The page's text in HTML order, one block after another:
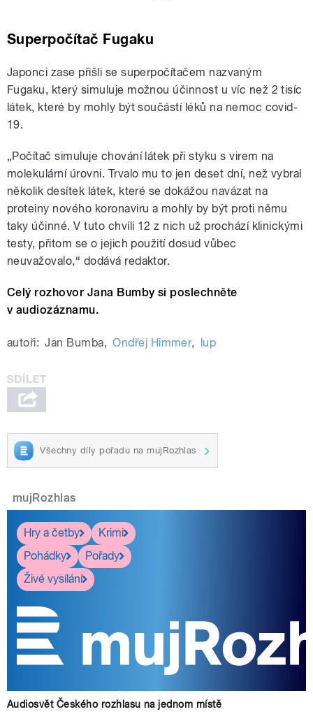
Superpočítač Fugaku
Japonci zase přišli se superpočítačem nazvaným
Fugaku, který simuluje možnou účinnost u víc než 2 tisíc
látek, které by mohly být součástí léků na nemoc covid-
19.
„Počítač simuluje chování látek při styku s virem na
molekulární úrovni. Trvalo mu to jen deset dní, než vybral
několik desítek látek, které se dokážou navázat na
proteiny nového koronaviru a mohly by být proti němu
taky účinné. V tuto chvíli 12 z nich už prochází klinickými
testy, přitom se o jejich použití dosud vůbec
neuvažovalo,“ dodává redaktor.
Celý rozhovor Jana Bumby si poslechněte
v audiozáznamu.
autoři: Jan Bumba, Ondřej Himmer, lup
Všechny díly pořadu na mujRozhlas
mujRozhlas
Hry a četby
Krimi
Pohádky
Pořady
Živé vysílání
Audiosvět Českého rozhlasu na jednom místě